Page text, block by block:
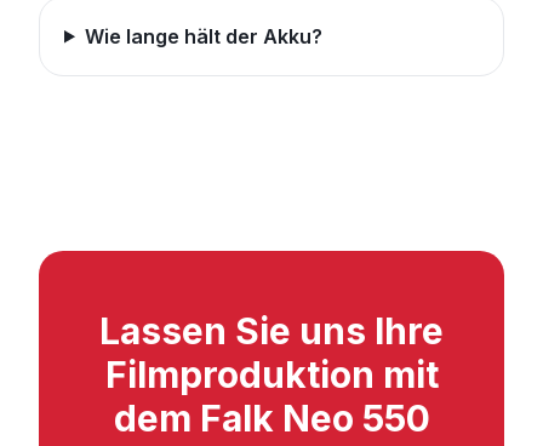
Wie lange hält der Akku?
Lassen Sie uns Ihre
Filmproduktion mit
dem Falk Neo 550